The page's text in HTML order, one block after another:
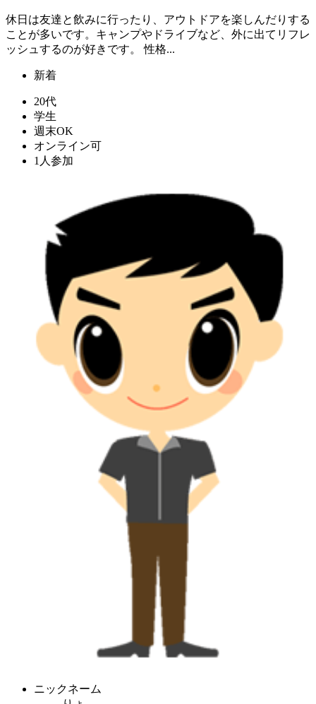
休日は友達と飲みに行ったり、アウトドアを楽しんだりする
ことが多いです。キャンプやドライブなど、外に出てリフレ
ッシュするのが好きです。 性格...
新着
20代
学生
週末OK
オンライン可
1人参加
ニックネーム